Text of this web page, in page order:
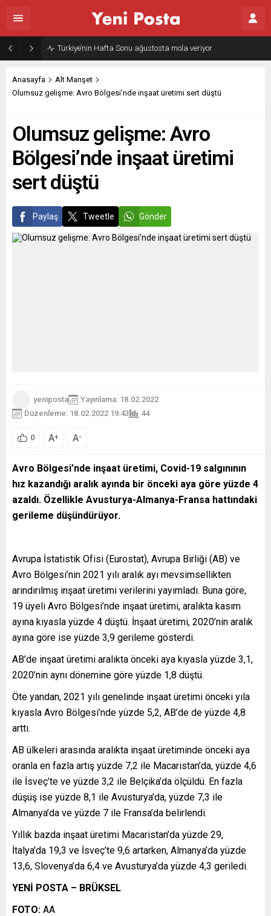
Türkiye’nin Hafta Sonu ağustosta mola veriyor
Anasayfa
Alt Manşet
Olumsuz gelişme: Avro Bölgesi’nde inşaat üretimi sert düştü
Olumsuz gelişme: Avro
Bölgesi’nde inşaat üretimi
sert düştü
Paylaş Tweetle Gönder
yeniposta
Yayınlama: 18.02.2022
Düzenleme: 18.02.2022 19:43
44
0 A+ A-
Avro Bölgesi’nde inşaat üretimi, Covid-19 salgınının
hız kazandığı aralık ayında bir önceki aya göre yüzde 4
azaldı. Özellikle Avusturya-Almanya-Fransa hattındaki
gerileme düşündürüyor.
Avrupa İstatistik Ofisi (Eurostat), Avrupa Birliği (AB) ve
Avro Bölgesi’nin 2021 yılı aralık ayı mevsimsellikten
arındırılmış inşaat üretimi verilerini yayımladı. Buna göre,
19 üyeli Avro Bölgesi’nde inşaat üretimi, aralıkta kasım
ayına kıyasla yüzde 4 düştü. İnşaat üretimi, 2020’nin aralık
ayına göre ise yüzde 3,9 gerileme gösterdi.
AB’de inşaat üretimi aralıkta önceki aya kıyasla yüzde 3,1,
2020’nin aynı dönemine göre yüzde 1,8 düştü.
Öte yandan, 2021 yılı genelinde inşaat üretimi önceki yıla
kıyasla Avro Bölgesi’nde yüzde 5,2, AB’de de yüzde 4,8
arttı.
AB ülkeleri arasında aralıkta inşaat üretiminde önceki aya
oranla en fazla artış yüzde 7,2 ile Macaristan’da, yüzde 4,6
ile İsveç’te ve yüzde 3,2 ile Belçika’da ölçüldü. En fazla
düşüş ise yüzde 8,1 ile Avusturya’da, yüzde 7,3 ile
Almanya’da ve yüzde 7 ile Fransa’da belirlendi.
Yıllık bazda inşaat üretimi Macaristan’da yüzde 29,
İtalya’da 19,3 ve İsveç’te 9,6 artarken, Almanya’da yüzde
13,6, Slovenya’da 6,4 ve Avusturya’da yüzde 4,3 geriledi.
YENİ POSTA – BRÜKSEL
FOTO: AA